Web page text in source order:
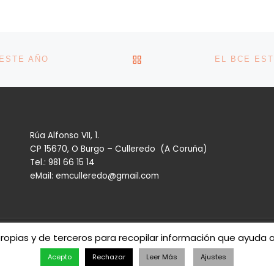
AÑO VOLVER A LA LISTA DE
Rúa Alfonso VII, 1.
CP 15670, O Burgo – Culleredo (A Coruña)
Tel.: 981 66 15 14
eMail: emculleredo@gmail.com
– Todos los derechos reservados
y de terceros para recopilar información que ayuda
Acepto Rechazar Leer Más Ajustes